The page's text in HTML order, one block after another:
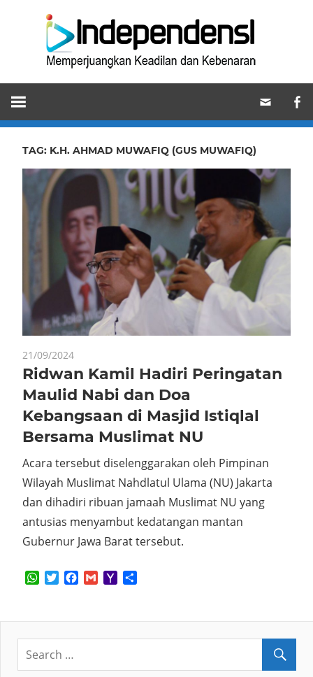
Memperjuangkan
Keadilan
dan
Kebenaran
TAG: K.H. AHMAD MUWAFIQ (GUS MUWAFIQ)
21/09/2024
Ridwan Kamil Hadiri Peringatan
Maulid Nabi dan Doa
Kebangsaan di Masjid Istiqlal
Bersama Muslimat NU
Acara tersebut diselenggarakan oleh Pimpinan
Wilayah Muslimat Nahdlatul Ulama (NU) Jakarta
dan dihadiri ribuan jamaah Muslimat NU yang
antusias menyambut kedatangan mantan
Gubernur Jawa Barat tersebut.
WhatsApp
TwitterFacebook
GmailYahoo